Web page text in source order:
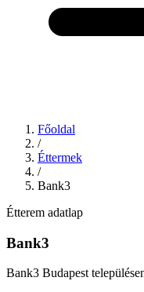
Főoldal
/
Éttermek
/
Bank3
Étterem adatlap
Bank3
Bank3 Budapest